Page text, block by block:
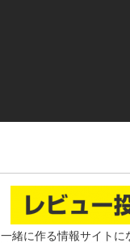
緒に作る情報サイト